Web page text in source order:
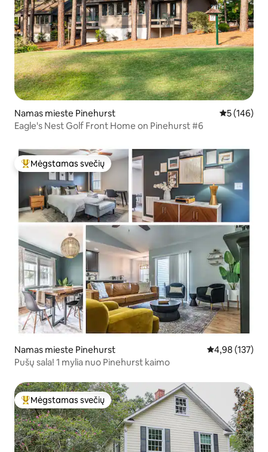
Namas mieste Pinehurst Vidutinis
5 (146)
Eagle's Nest Golf Front Home on Pinehurst #6
Svečių mėgstamiausias
Mėgstamas svečių
Namas mieste Pinehurst Vidutinis
4,98 (137)
Pušų sala! 1 mylia nuo Pinehurst kaimo
Svečių mėgstamiausias
Mėgstamas svečių